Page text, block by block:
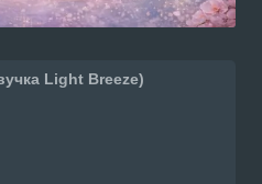
Light Breeze)